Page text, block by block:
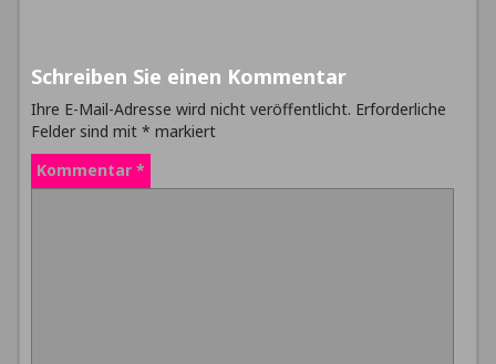
Schreiben Sie einen Kommentar
Ihre E-Mail-Adresse wird nicht veröffentlicht. Erforderliche
Felder sind mit * markiert
Kommentar *